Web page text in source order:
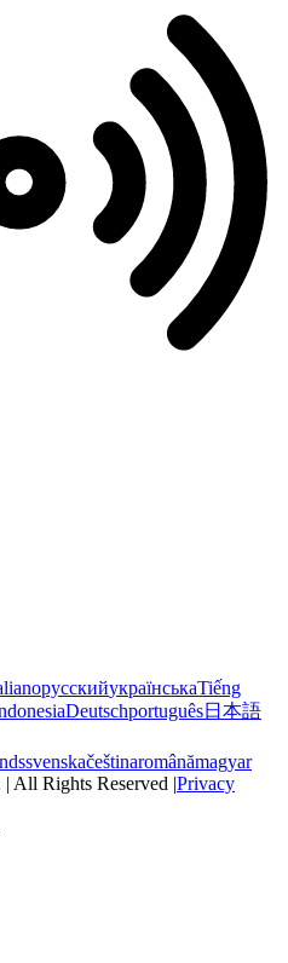
русскийукраїнськаTiếng
Deutschportuguês日本語
svenskačeštinaromânămagyar
All Rights Reserved |Privacy